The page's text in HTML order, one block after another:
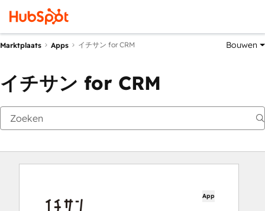
Marktplaats Apps イチサン for CRM Bouwen
イチサン for CRM
App